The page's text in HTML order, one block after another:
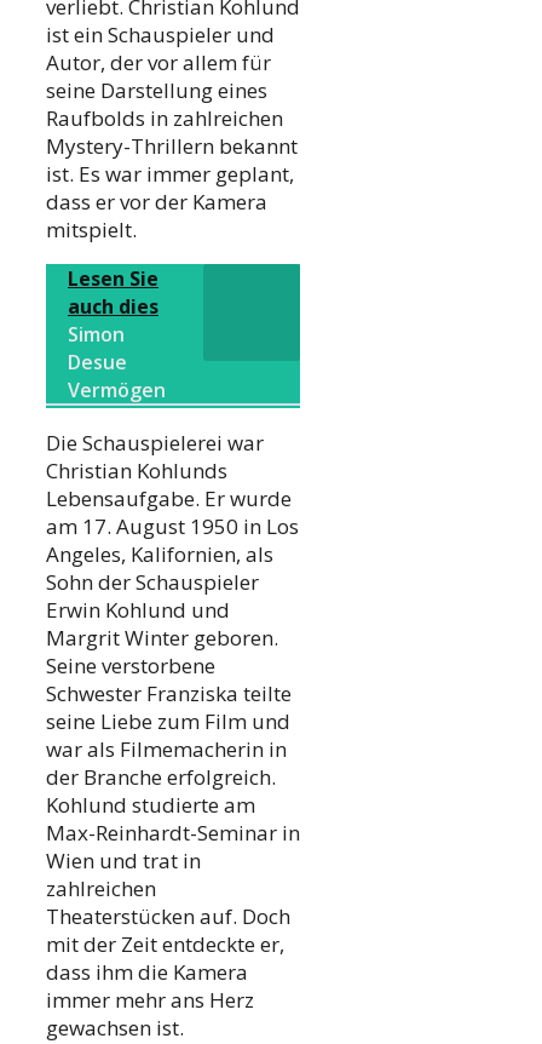
verliebt. Christian Kohlund
ist ein Schauspieler und
Autor, der vor allem für
seine Darstellung eines
Raufbolds in zahlreichen
Mystery-Thrillern bekannt
ist. Es war immer geplant,
dass er vor der Kamera
mitspielt.
Lesen Sie
auch dies
Simon
Desue
Vermögen
Die Schauspielerei war
Christian Kohlunds
Lebensaufgabe. Er wurde
am 17. August 1950 in Los
Angeles, Kalifornien, als
Sohn der Schauspieler
Erwin Kohlund und
Margrit Winter geboren.
Seine verstorbene
Schwester Franziska teilte
seine Liebe zum Film und
war als Filmemacherin in
der Branche erfolgreich.
Kohlund studierte am
Max-Reinhardt-Seminar in
Wien und trat in
zahlreichen
Theaterstücken auf. Doch
mit der Zeit entdeckte er,
dass ihm die Kamera
immer mehr ans Herz
gewachsen ist.